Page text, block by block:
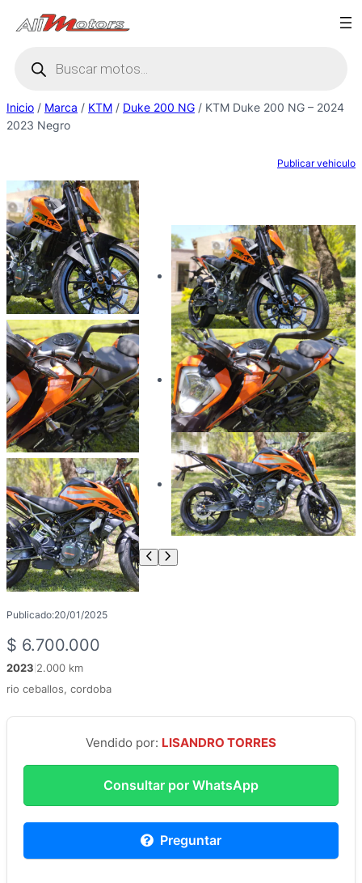
Saltar
al
productos
Inicio / Marca / KTM / Duke 200 NG / KTM Duke 200 NG – 2024
2023 Negro
Publicar vehiculo
Publicado:20/01/2025
$ 6.700.000
2023 2.000 km
rio ceballos, cordoba
Vendido por: LISANDRO TORRES
Consultar por WhatsApp
Preguntar